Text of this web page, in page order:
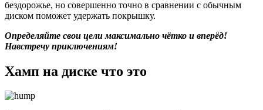
бездорожье, но совершенно точно в сравнении с обычным
диском поможет удержать покрышку.
Определяйте свои цели максимально чётко и вперёд!
Навстречу приключениям!
Хамп на диске что это